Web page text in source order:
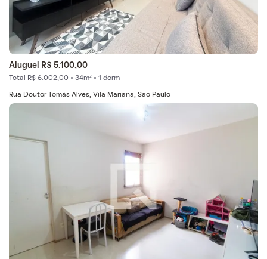
Aluguel R$ 5.100,00
Total R$ 6.002,00 • 34m² • 1 dorm
Rua Doutor Tomás Alves, Vila Mariana, São Paulo